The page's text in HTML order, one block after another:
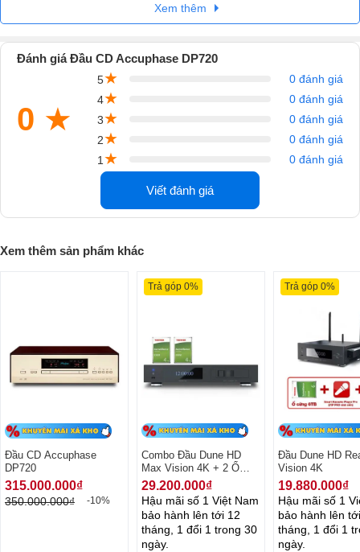
không gian hiện đại, sang trọng hơn. Vỏ thùng đầu phát CD
thu hút cho người dùng từ cái nhìn đầu tiên.
Mặt trước được bố trí màn hình LCD hiển thị tên thương hiệu
"Accuphase" ở chính giữa, các thông số và quá trình hoạt động của
thiết bị. Hệ thống các nút bấm, điều chỉnh được bố trí khoa học, logic
đầy đủ chú thích bằng chữ cho người dùng điều khiển dễ dàng và trơn
Mặt sau của đầu CD Accuphase DP720 là hệ thống các cổng kết nối,
đường vào ra các tín hiệu cho việc phối ghép sản phẩm trở nên dễ
dàng. Ngoài ra phát Accuphase DP720 còn được thiết kế 4 chân đế
với một khoảng cách cao vừa đủ, độ bám chắc chắn và hạn chế bám
bụi từ bề mặt tiếp xúc.
Xem thêm
Đánh giá Đầu CD Accuphase DP720
0 ★
5★
0 đánh giá
4★
0 đánh giá
3★
0 đánh giá
2★
0 đánh giá
1 ★ 0 đánh giá
Viết đánh giá
Xem thêm sản phẩm khác
Đầu CD Accuphase
DP720
315.000.000₫
350.000.000₫ -10%
Combo Đầu Dune HD
Max Vision 4K + 2 Ổ
Toshiba 4TB S300 - Kết
nối 2 ổ gắn trong
Trả góp 0%
29.200.000₫
Hậu mãi số 1 Việt Nam
bảo hành lên tới 12
tháng, 1 đổi 1 trong 30
ngày.
Đầu Dune HD
Vision 4K
Trả góp 0%
19.880.000₫
Hậu mãi số 1
bảo hành lên
tháng, 1 đổi 1
ngày.